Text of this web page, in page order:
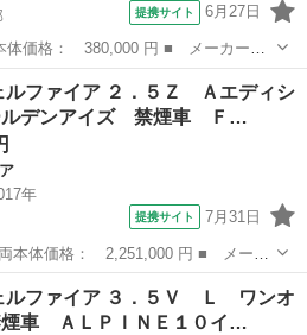
提携サイト 6月27日
ルファイア ■ グレード名： ２．
Ｉ タイプゴールド ＥＴＣ バック
イア
ルファイア ２．５Ｚ Ａエディシ
デンアイズ 禁煙車 Ｆ…
年
提携サイト 7月31日
ェルファイア ■ グレード名：
ルデンアイズ 禁煙車 ＦＳＲモデ
イア
ルファイア ３．５Ｖ Ｌ ワンオ
車 ＡＬＰＩＮＥ１０イ…